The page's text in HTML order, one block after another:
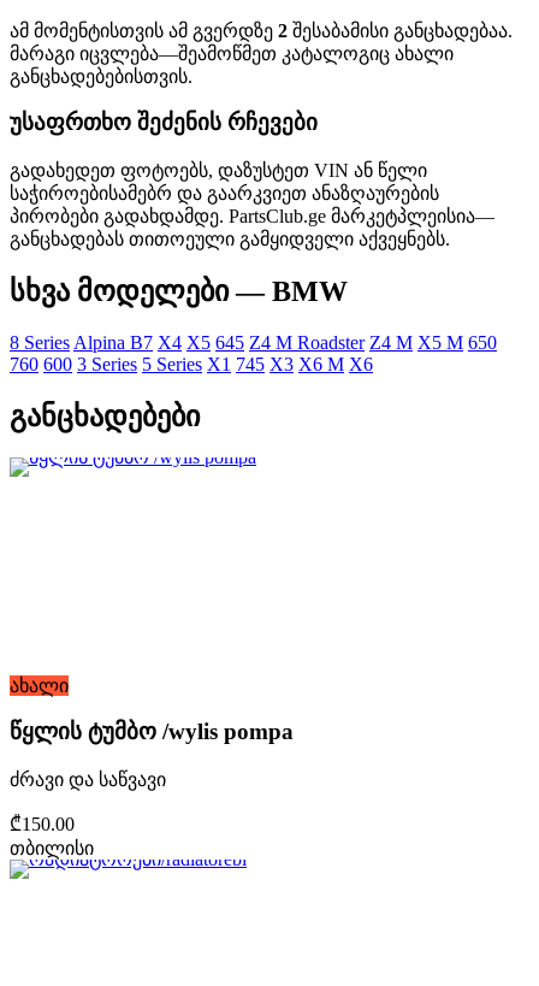
ამ მომენტისთვის ამ გვერდზე 2 შესაბამისი განცხადებაა.
მარაგი იცვლება—შეამოწმეთ კატალოგიც ახალი
განცხადებებისთვის.
უსაფრთხო შეძენის რჩევები
გადახედეთ ფოტოებს, დაზუსტეთ VIN ან წელი
საჭიროებისამებრ და გაარკვიეთ ანაზღაურების
პირობები გადახდამდე. PartsClub.ge მარკეტპლეისია—
განცხადებას თითოეული გამყიდველი აქვეყნებს.
სხვა მოდელები — BMW
8 Series Alpina B7 X4 X5 645 Z4 M Roadster Z4 M X5 M 650
760 600 3 Series 5 Series X1 745 X3 X6 M X6
განცხადებები
ახალი
წყლის ტუმბო /wylis pompa
ძრავი და საწვავი
₾150.00
თბილისი